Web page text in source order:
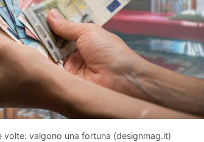
valgono una fortuna (designmag.it)